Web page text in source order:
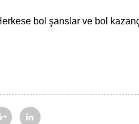
bol şanslar ve bol